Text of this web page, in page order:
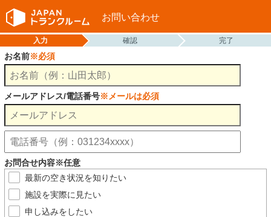
お問い合わせ
入力 確認 完了
お名前※必須
メールアドレス/電話番号※メールは必須
お問合せ内容※任意
最新の空き状況を知りたい
施設を実際に見たい
申し込みをしたい